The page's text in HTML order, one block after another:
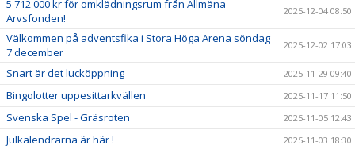
5 712 000 kr för omklädningsrum från Allmäna
Arvsfonden!
2025-12-04 08:50
Välkommen på adventsfika i Stora Höga Arena söndag
7 december
2025-12-02 17:03
Snart är det lucköppning 2025-11-29 09:40
Bingolotter uppesittarkvällen 2025-11-17 11:50
Svenska Spel - Gräsroten 2025-11-05 12:43
Julkalendrarna är här ! 2025-11-03 18:30